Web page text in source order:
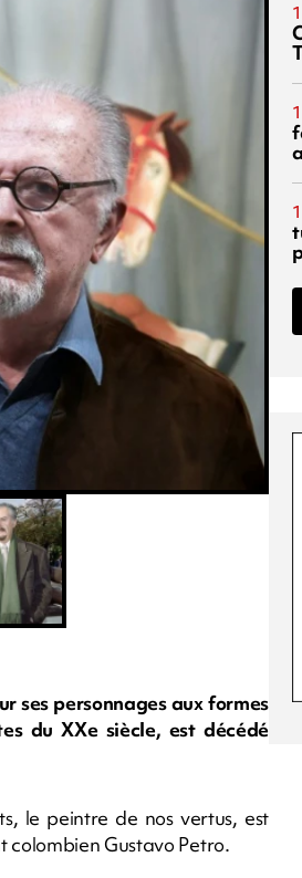
ses personnages aux formes
du XXe siècle, est décédé
le peintre de nos vertus, est
colombien Gustavo Petro.